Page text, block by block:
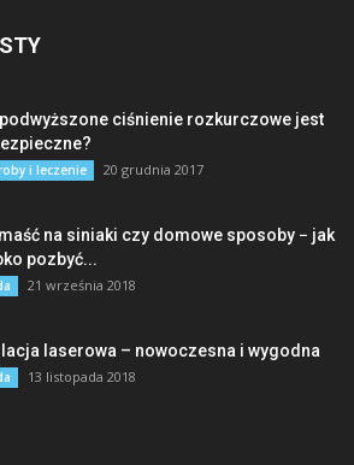
ciśnienie rozkurczowe jest
i leczenie 20 grudnia 2017
na siniaki czy domowe sposoby − jak
pozbyć...
21 września 2018
laserowa – nowoczesna i wygodna
13 listopada 2018